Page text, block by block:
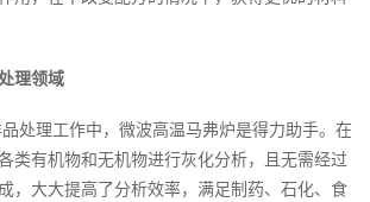
理领域
处理工作中，微波高温马弗炉是得力助手。在
类有机物和无机物进行灰化分析，且无需经过
，大大提高了分析效率，满足制药、石化、食